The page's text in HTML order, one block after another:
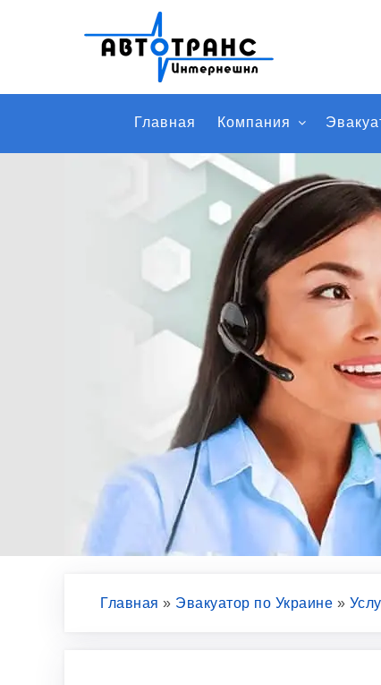
Главная Компания
Главная » Эвакуатор по Украине »